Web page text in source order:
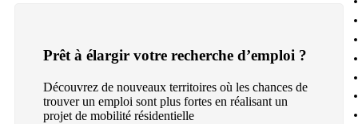
Prêt à élargir votre recherche d’emploi ?
Découvrez de nouveaux territoires où les chances de
trouver un emploi sont plus fortes en réalisant un
projet de mobilité résidentielle